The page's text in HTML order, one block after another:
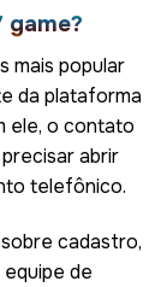
game?
mais popular
da plataforma
ele, o contato
abrir
telefônico.
cadastro,
de